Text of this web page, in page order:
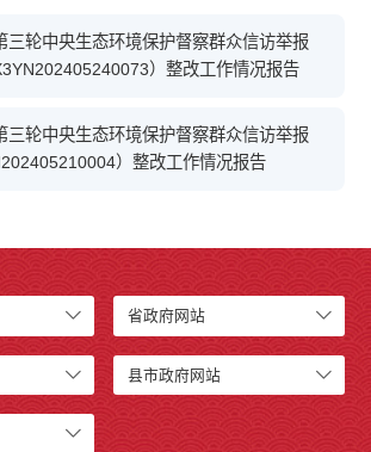
三轮中央生态环境保护督察群众信访举报
）整改工作情况报告
三轮中央生态环境保护督察群众信访举报
）整改工作情况报告
省政府网站
县市政府网站